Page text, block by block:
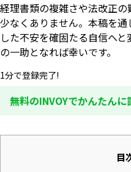
経理書類の複雑さや法改正
少なくありません。本稿を
した不安を確固たる自信へ
の一助となれば幸いです。
1分で登録完了!
無料のINVOYでかんたんに
目